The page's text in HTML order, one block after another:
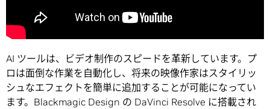
AI ツールは、ビデオ制作のスピードを革新しています。プ
ロは面倒な作業を自動化し、将来の映像作家はスタイリッ
シュなエフェクトを簡単に追加することが可能になってい
ます。Blackmagic Design の DaVinci Resolve に搭載され